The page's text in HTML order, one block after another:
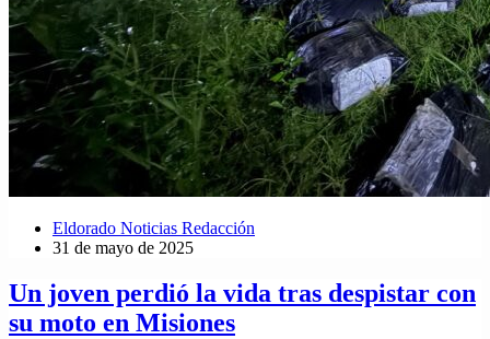
Eldorado Noticias Redacción
31 de mayo de 2025
Un joven perdió la vida tras despistar con
su moto en Misiones